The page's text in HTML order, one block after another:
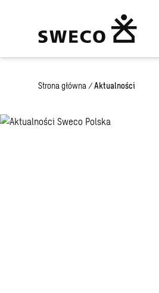
Strona główna / Aktualności